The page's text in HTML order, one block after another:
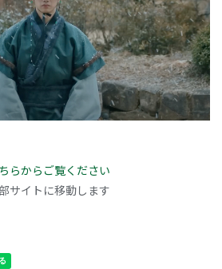
らからご覧ください
サイトに移動します